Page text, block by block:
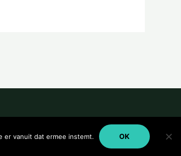
er vanuit dat ermee instemt. OK